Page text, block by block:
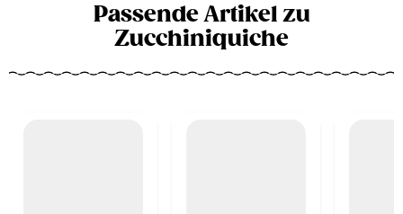
Passende Artikel zu
Zucchiniquiche